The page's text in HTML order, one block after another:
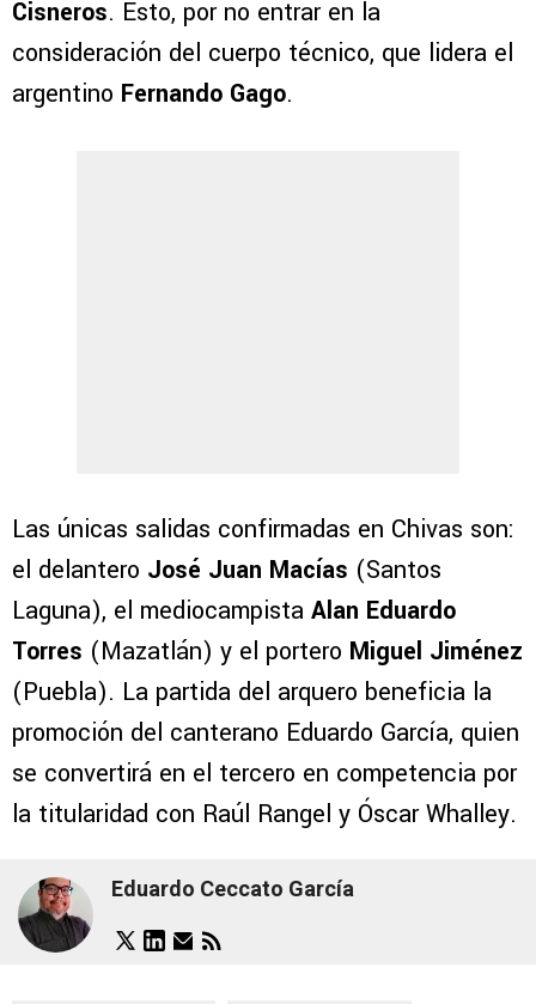
Cisneros. Esto, por no entrar en la
consideración del cuerpo técnico, que lidera el
argentino Fernando Gago.
Las únicas salidas confirmadas en Chivas son:
el delantero José Juan Macías (Santos
Laguna), el mediocampista Alan Eduardo
Torres (Mazatlán) y el portero Miguel Jiménez
(Puebla). La partida del arquero beneficia la
promoción del canterano Eduardo García, quien
se convertirá en el tercero en competencia por
la titularidad con Raúl Rangel y Óscar Whalley.
Eduardo Ceccato García